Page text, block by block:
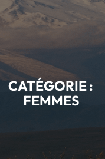
CATÉGORIE :
FEMMES